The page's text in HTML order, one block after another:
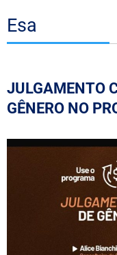
Esa
JULGAMENTO
GÊNERO NO